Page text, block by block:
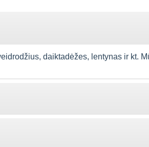
daiktadėžes, lentynas ir kt.